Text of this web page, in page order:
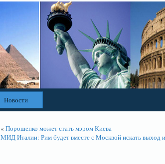
Новости
« Порошенко может стать мэром Киева
МИД Италии: Рим будет вместе с Москвой искать выход